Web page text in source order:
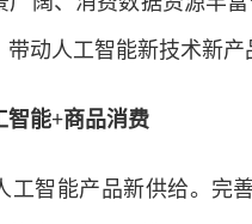
带动人工智能新技术新
能+商品消费
能产品新供给。完善